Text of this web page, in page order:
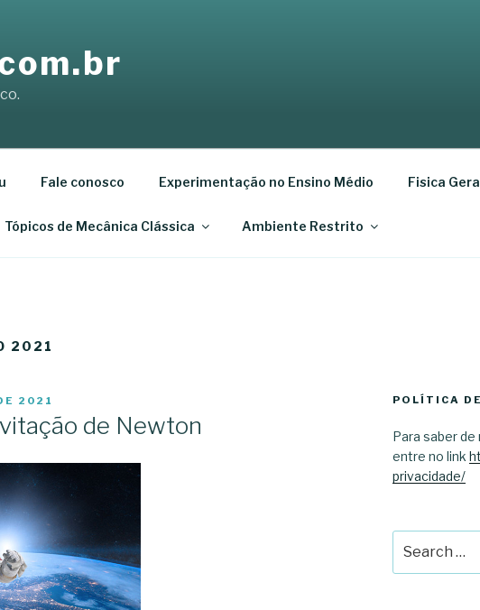
Fale conosco Experimentação no Ensino Médio Fisica
Tópicos de Mecânica Clássica Ambiente Restrito
2021
2021
de Newton
POLÍTICA
Para saber
entre no link
privacidade/
for: